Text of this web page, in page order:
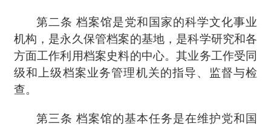
第二条 档案馆是党和国家的科学文化事业
机构，是永久保管档案的基地，是科学研究和各
方面工作利用档案史料的中心。其业务工作受同
级和上级档案业务管理机关的指导、监督与检
查。
第三条 档案馆的基本任务是在维护党和国